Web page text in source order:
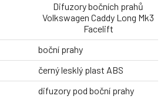
Difuzory bočních prahů
Volkswagen Caddy Long Mk3
Facelift
boční prahy
černý lesklý plast ABS
difuzory pod boční prahy